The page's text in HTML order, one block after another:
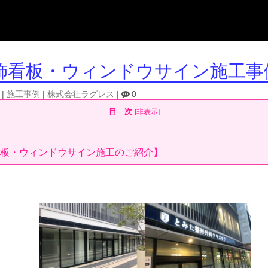
看板・ウィンドウサイン施工事
施工事例 株式会社ラグレス
0
目 次 [非表示]
・ウィンドウサイン施工のご紹介】